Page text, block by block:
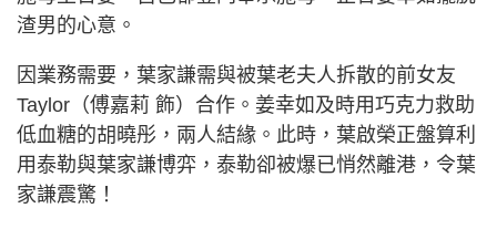
渣男的心意。
因業務需要，葉家謙需與被葉老夫人拆散的前女友
Taylor（傅嘉莉 飾）合作。姜幸如及時用巧克力救助
低血糖的胡曉彤，兩人結緣。此時，葉啟榮正盤算利
用泰勒與葉家謙博弈，泰勒卻被爆已悄然離港，令葉
家謙震驚！